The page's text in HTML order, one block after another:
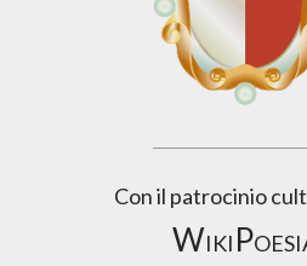
Con il patrocinio